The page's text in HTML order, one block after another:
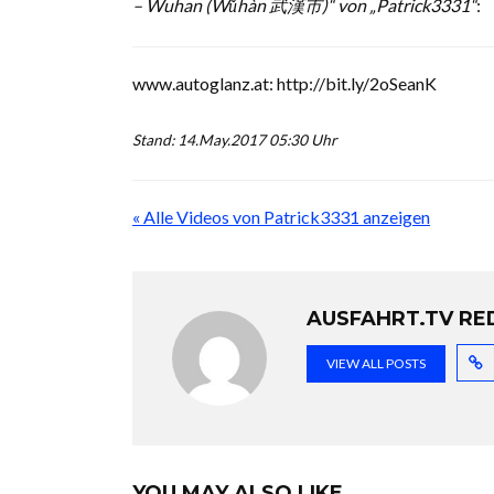
– Wuhan (Wǔhàn 武漢市)“ von „Patrick3331“:
www.autoglanz.at: http://bit.ly/2oSeanK
Stand: 14.May.2017 05:30 Uhr
« Alle Videos von Patrick3331 anzeigen
AUSFAHRT.TV
VIEW ALL POSTS